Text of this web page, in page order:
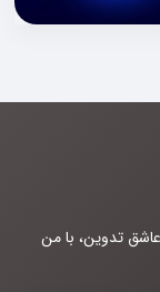
تدوین، با من